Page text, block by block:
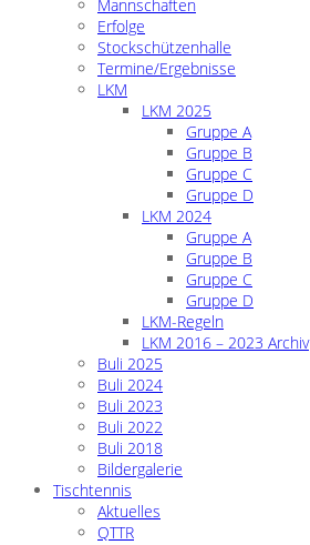
Mannschaften
Erfolge
Stockschützenhalle
Termine/Ergebnisse
LKM
LKM 2025
Gruppe A
Gruppe B
Gruppe C
Gruppe D
LKM 2024
Gruppe A
Gruppe B
Gruppe C
Gruppe D
LKM-Regeln
LKM 2016 – 2023 Archiv
Buli 2025
Buli 2024
Buli 2023
Buli 2022
Buli 2018
Bildergalerie
Tischtennis
Aktuelles
QTTR